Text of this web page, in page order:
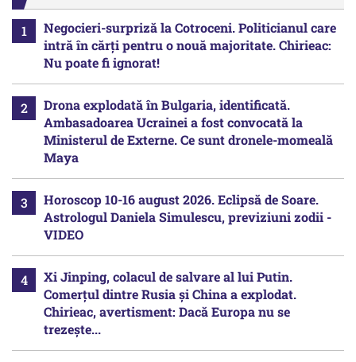
Negocieri-surpriză la Cotroceni. Politicianul care
intră în cărți pentru o nouă majoritate. Chirieac:
Nu poate fi ignorat!
Drona explodată în Bulgaria, identificată.
Ambasadoarea Ucrainei a fost convocată la
Ministerul de Externe. Ce sunt dronele-momeală
Maya
Horoscop 10-16 august 2026. Eclipsă de Soare.
Astrologul Daniela Simulescu, previziuni zodii -
VIDEO
Xi Jinping, colacul de salvare al lui Putin.
Comerțul dintre Rusia și China a explodat.
Chirieac, avertisment: Dacă Europa nu se
trezește...